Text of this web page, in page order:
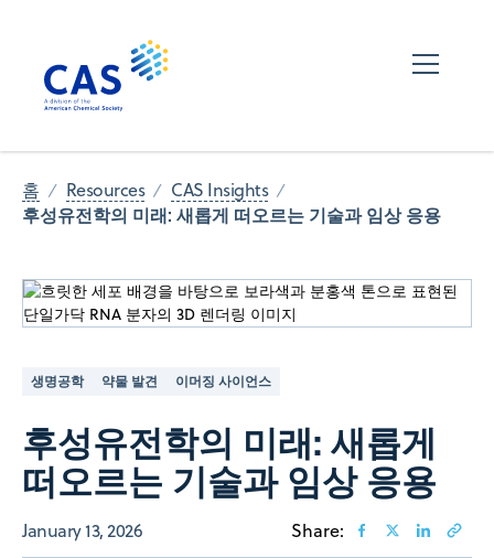
홈 Resources CAS Insights
후성유전학의 미래: 새롭게 떠오르는 기술과 임상 응용
생명공학 약물 발견 이머징 사이언스
후성유전학의 미래: 새롭게
떠오르는 기술과 임상 응용
January 13, 2026 Share: